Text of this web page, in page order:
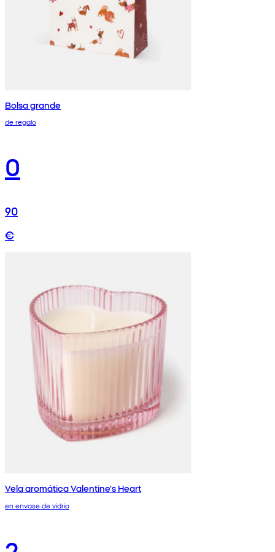
Bolsa grande
de regalo
0
90
€
Vela aromática Valentine's Heart
en envase de vidrio